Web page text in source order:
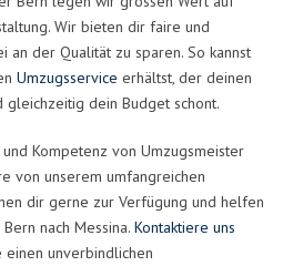
Wir bieten dir faire und
an der Qualität zu sparen. So kannst
Umzugsservice erhältst, der deinen
gleichzeitig dein Budget schont.
Kompetenz von Umzugsmeister
von unserem umfangreichen
dir gerne zur Verfügung und helfen
nach Messina. Kontaktiere uns
unverbindlichen